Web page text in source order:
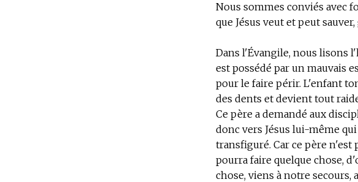
Nous sommes conviés avec
que Jésus veut et peut
Dans l'Évangile, nous lisons
est possédé par un mauvais
pour le faire périr. L'enfant
des dents et devient tout
Ce père a demandé aux
donc vers Jésus lui-même
transfiguré. Car ce père n'est
pourra faire quelque chose,
chose, viens à notre secours,